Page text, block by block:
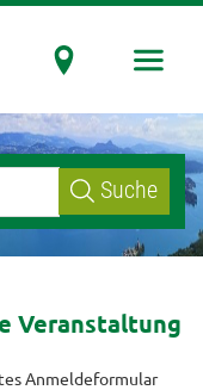
Suche
Veranstaltung
Anmeldeformular